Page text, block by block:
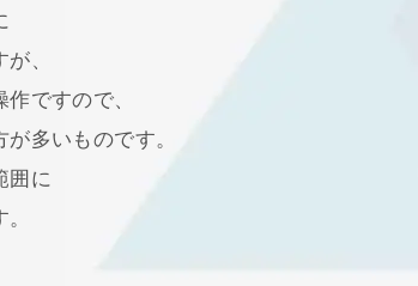
、
ですので、
多いものです。
囲に